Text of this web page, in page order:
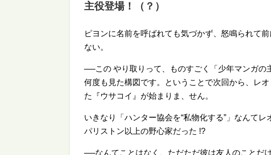
主役登場！（？）
ピヨンに名前を呼ばれても気づかず、怒鳴られて
ない。
──この やり取りって、ものすごく「少年マンガの
何度も見た構図です。ということで次回から、レ
た『ウサコイ』が始まりま、せん。
いきなり「ハンター協会を 私物化する
」なんてレ
パリストン以上の野心家だった !?
──なんてことはなく、ただただ彼は友人のことだ